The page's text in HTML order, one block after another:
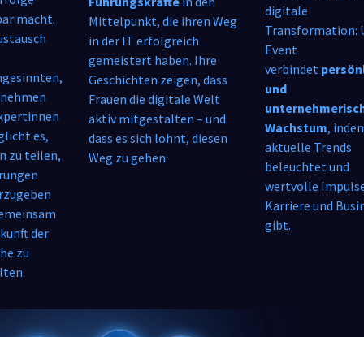
macht.
es,
zu teilen,
der
zu
Mittelpunkt, die ihren Weg
in der IT erfolgreich
gemeistert haben. Ihre
Geschichten zeigen, dass
Frauen die digitale Welt
aktiv mitgestalten – und
dass es sich lohnt, diesen
Weg zu gehen.
digitale
Transformation:
Event
verbindet
und
Wachstum,
aktuelle Trends
beleuchtet und
wertvolle
Karriere und
gibt.